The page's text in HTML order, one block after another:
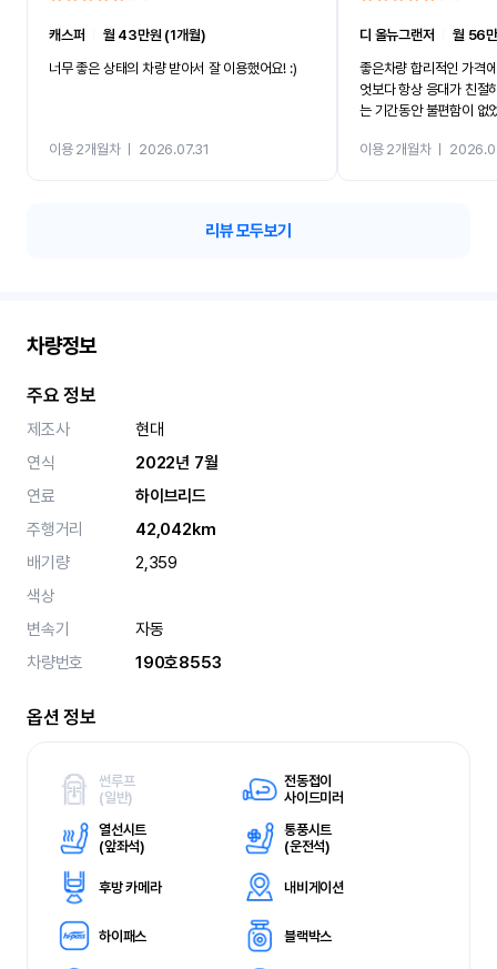
캐스퍼
월 43만원 (1개월)
너무 좋은 상태의 차량 받아서 잘 이용했어요! :)
이용 2개월차ㅣ 2026.07.31
디 올뉴그랜저 ㅣ월 56
좋은차량 합리적인 가격
엇보다 항상 응대가 친절
는 기간동안 불편함이 없
카 렌트 고민없이 강추합
이용 2개월차ㅣ
리뷰 모두보기
차량정보
주요 정보
제조사
현대
연식
2022년 7월
연료
하이브리드
주행거리
42,042km
배기량
2,359
색상
변속기
자동
차량번호
190호8553
옵션 정보
썬루프
(일반)
전동접이
사이드미러
열선시트
(앞좌석)
통풍시트
(운전석)
후방 카메라 내비게이션
하이패스 블랙박스